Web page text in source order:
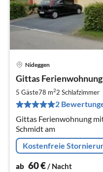
Nideggen
Gittas Ferienwohnung
5 Gäste78 m22 Schlafzimmer
2
Gittas Ferienwohnung
Schmidt am
Kostenfreie
ab 60€/ Nacht